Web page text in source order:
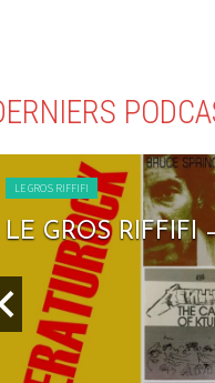
LE GROS RIFFIFI
LE GROS RIFFIFI